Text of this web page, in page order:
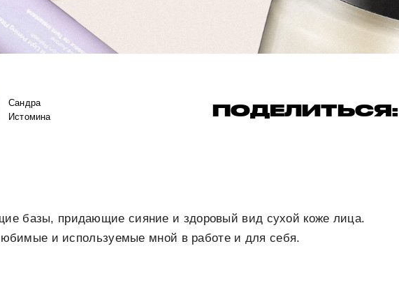
Сандра
Истомина
ПОДЕЛИТЬСЯ:
базы, придающие сияние и здоровый вид сухой коже лица.
и используемые мной в работе и для себя.